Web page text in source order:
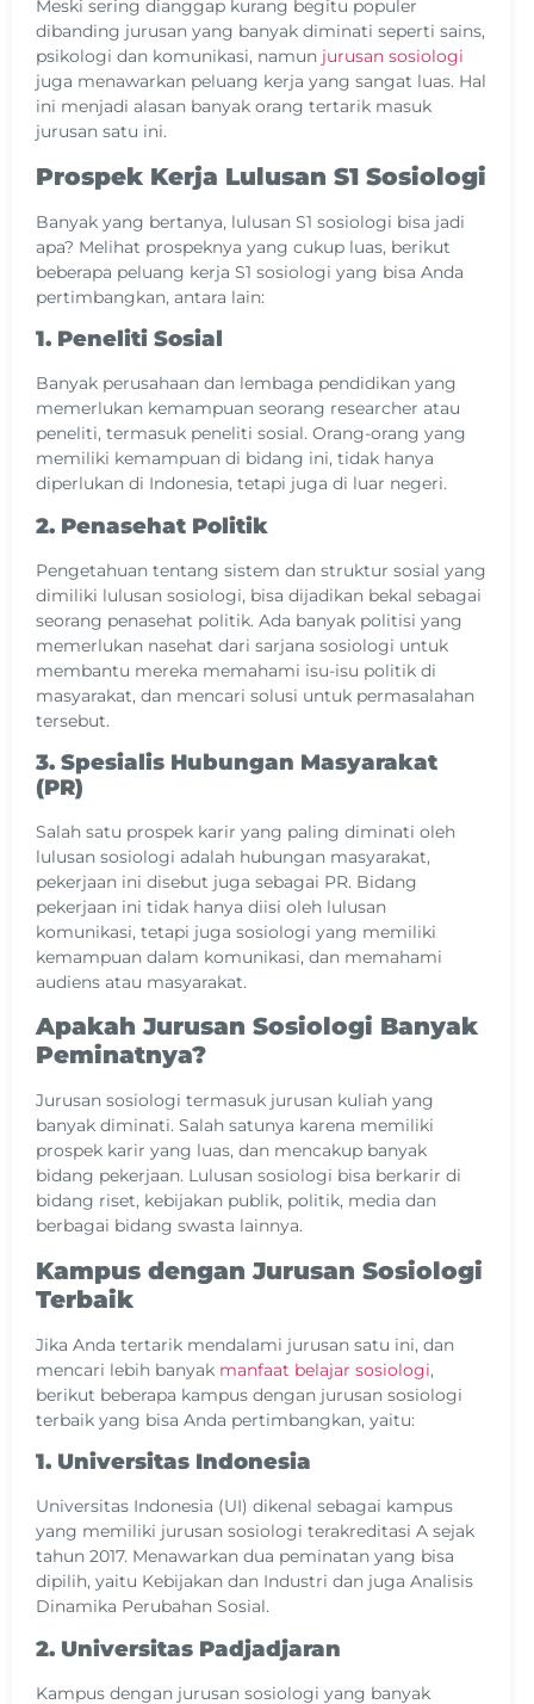
Meski sering dianggap kurang begitu populer
dibanding jurusan yang banyak diminati seperti sains,
psikologi dan komunikasi, namun jurusan sosiologi
juga menawarkan peluang kerja yang sangat luas. Hal
ini menjadi alasan banyak orang tertarik masuk
jurusan satu ini.
Prospek Kerja Lulusan S1 Sosiologi
Banyak yang bertanya, lulusan S1 sosiologi bisa jadi
apa? Melihat prospeknya yang cukup luas, berikut
beberapa peluang kerja S1 sosiologi yang bisa Anda
pertimbangkan, antara lain:
1. Peneliti Sosial
Banyak perusahaan dan lembaga pendidikan yang
memerlukan kemampuan seorang researcher atau
peneliti, termasuk peneliti sosial. Orang-orang yang
memiliki kemampuan di bidang ini, tidak hanya
diperlukan di Indonesia, tetapi juga di luar negeri.
2. Penasehat Politik
Pengetahuan tentang sistem dan struktur sosial yang
dimiliki lulusan sosiologi, bisa dijadikan bekal sebagai
seorang penasehat politik. Ada banyak politisi yang
memerlukan nasehat dari sarjana sosiologi untuk
membantu mereka memahami isu-isu politik di
masyarakat, dan mencari solusi untuk permasalahan
tersebut.
3. Spesialis Hubungan Masyarakat
(PR)
Salah satu prospek karir yang paling diminati oleh
lulusan sosiologi adalah hubungan masyarakat,
pekerjaan ini disebut juga sebagai PR. Bidang
pekerjaan ini tidak hanya diisi oleh lulusan
komunikasi, tetapi juga sosiologi yang memiliki
kemampuan dalam komunikasi, dan memahami
audiens atau masyarakat.
Apakah Jurusan Sosiologi Banyak
Peminatnya?
Jurusan sosiologi termasuk jurusan kuliah yang
banyak diminati. Salah satunya karena memiliki
prospek karir yang luas, dan mencakup banyak
bidang pekerjaan. Lulusan sosiologi bisa berkarir di
bidang riset, kebijakan publik, politik, media dan
berbagai bidang swasta lainnya.
Kampus dengan Jurusan Sosiologi
Terbaik
Jika Anda tertarik mendalami jurusan satu ini, dan
mencari lebih banyak manfaat belajar sosiologi,
berikut beberapa kampus dengan jurusan sosiologi
terbaik yang bisa Anda pertimbangkan, yaitu:
1. Universitas Indonesia
Universitas Indonesia (UI) dikenal sebagai kampus
yang memiliki jurusan sosiologi terakreditasi A sejak
tahun 2017. Menawarkan dua peminatan yang bisa
dipilih, yaitu Kebijakan dan Industri dan juga Analisis
Dinamika Perubahan Sosial.
2. Universitas Padjadjaran
Kampus dengan jurusan sosiologi yang banyak